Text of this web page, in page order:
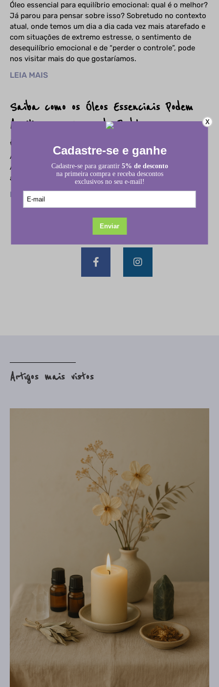
Óleo essencial para equilíbrio emocional: qual é o melhor?
Já parou para pensar sobre isso? Sobretudo no contexto
atual, onde temos um dia a dia cada vez mais atarefado e
com situações de extremo estresse, o sentimento de
desequilíbrio emocional e de “perder o controle”, pode
nos visitar mais do que gostaríamos.
LEIA MAIS
Saiba como os Óleos Essenciais Podem
Auxiliar na Cura de Problemas
Emocionais
AROMATERAPIA Saiba como os Óleos Essenciais Podem
Auxiliar na Cura de Problemas Emocionais O campo de
atuação da Aromaterapia é tão vasto, que implica sua
LEIA MAIS
Artigos mais vistos
X